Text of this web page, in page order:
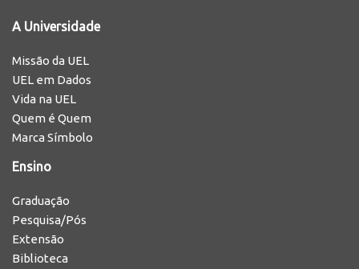
A Universidade
Missão da UEL
UEL em Dados
Vida na UEL
Quem é Quem
Marca Símbolo
Ensino
Graduação
Pesquisa/Pós
Extensão
Biblioteca